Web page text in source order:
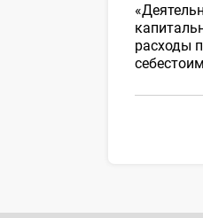
расходы